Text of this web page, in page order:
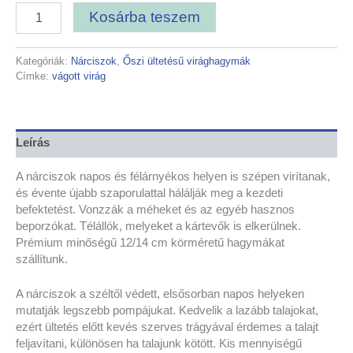
Kosárba teszem
Kategóriák: Nárciszok Őszi ültetésű virághagymák
Címke: vágott virág
Leírás
A nárciszok napos és félárnyékos helyen is szépen virítanak,
és évente újabb szaporulattal hálálják meg a kezdeti
befektetést. Vonzzák a méheket és az egyéb hasznos
beporzókat. Télállók, melyeket a kártevők is elkerülnek.
Prémium minőségű 12/14 cm körméretű hagymákat
szállítunk.
A nárciszok a széltől védett, elsősorban napos helyeken
mutatják legszebb pompájukat. Kedvelik a lazább talajokat,
ezért ültetés előtt kevés szerves trágyával érdemes a talajt
feljavítani, különösen ha talajunk kötött. Kis mennyiségű